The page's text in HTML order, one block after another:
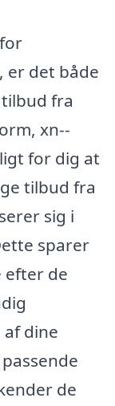
er det både
fra
xn--
for dig at
tilbud fra
sig i
sparer
efter de
dine
de